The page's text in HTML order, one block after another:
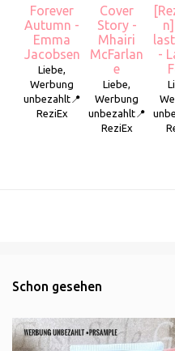
Forever
Autumn -
Emma
Jacobsen
Liebe,
Werbung
unbezahlt📍
ReziEx
Cover
Story -
Mhairi
McFarlan
e
Liebe,
Werbung
unbezahlt📍
ReziEx
-
Schon gesehen